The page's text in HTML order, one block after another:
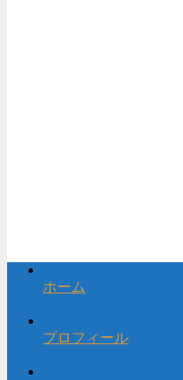
ホーム
プロフィール